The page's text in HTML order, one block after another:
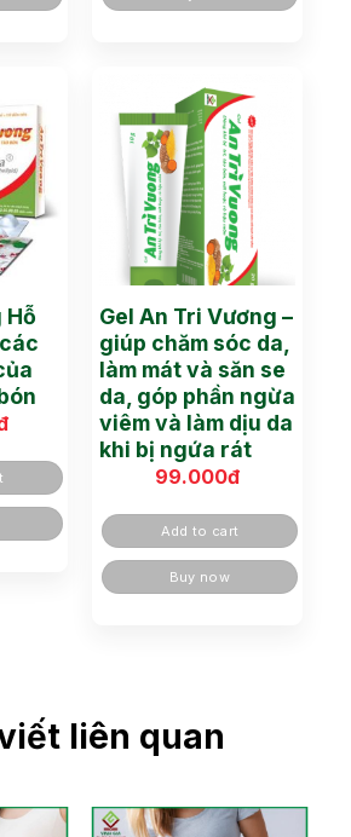
Hỗ
Gel An Tri Vương –
giúp chăm sóc da,
làm mát và săn se
da, góp phần ngừa
viêm và làm dịu da
khi bị ngứa rát
99.000đ
Add to cart
Buy now
liên quan